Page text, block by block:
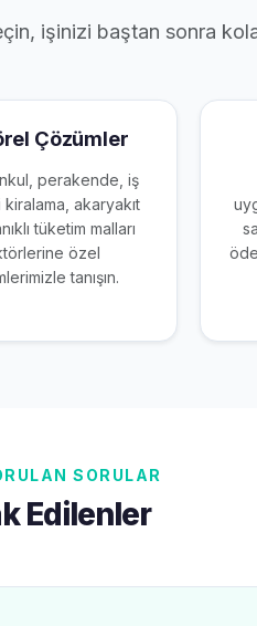
işinizi baştan sonra
Çözümler
perakende, iş
akaryakıt
tüketim malları
özel
tanışın.
SORULAR
Edilenler